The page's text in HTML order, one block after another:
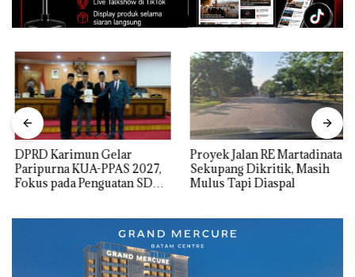
DPRD Karimun Gelar
Paripurna KUA-PPAS 2027,
Fokus pada Penguatan SDM,
Proyek Jalan RE Martadinata
Sekupang Dikritik, Masih
Mulus Tapi Diaspal